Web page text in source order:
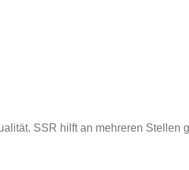
SSR hilft an mehreren Stellen